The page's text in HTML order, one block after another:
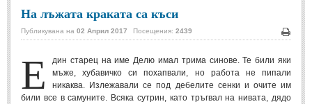
Стихове за Баба Марта
Коледа и Нова Година (7)
ОСМИ МАРТ
На лъжата краката са къси
Печат
Публикувана на 02 Април 2017 Посещения: 2439
Е
дин старец на име Делю имал трима синове. Те били яки
мъже, хубавичко си похапвали, но работа не пипали
никаква. Излежавали се под дебелите сенки и очите им
били все в самуните. Всяка сутрин, като тръгвал на нивата, дядо